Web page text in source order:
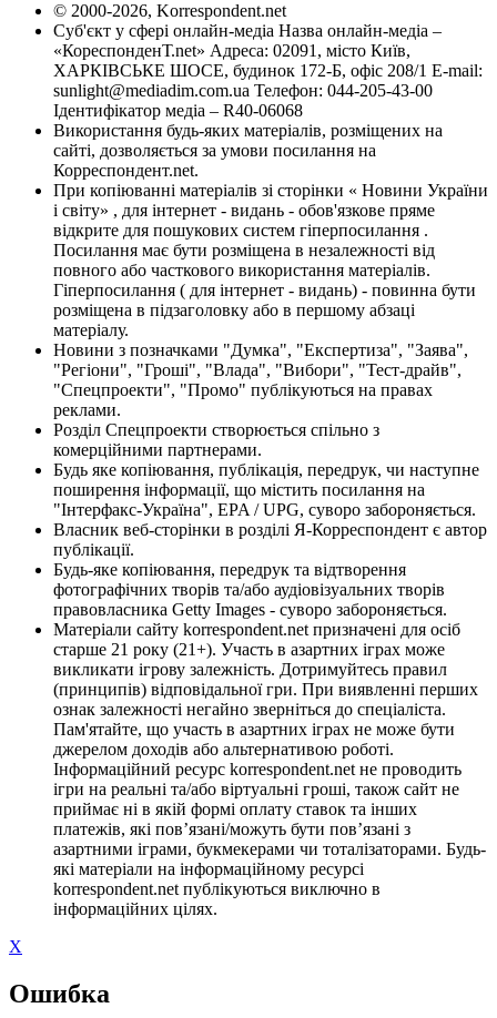
© 2000-2026, Korrespondent.net
Суб'єкт у сфері онлайн-медіа Назва онлайн-медіа –
«КореспонденТ.net» Адреса: 02091, місто Київ,
ХАРКІВСЬКЕ ШОСЕ, будинок 172-Б, офіс 208/1 E-mail:
sunlight@mediadim.com.ua Телефон: 044-205-43-00
Ідентифікатор медіа – R40-06068
Використання будь-яких матеріалів, розміщених на
сайті, дозволяється за умови посилання на
Корреспондент.net.
При копіюванні матеріалів зі сторінки « Новини України
і світу» , для інтернет - видань - обов'язкове пряме
відкрите для пошукових систем гіперпосилання .
Посилання має бути розміщена в незалежності від
повного або часткового використання матеріалів.
Гіперпосилання ( для інтернет - видань) - повинна бути
розміщена в підзаголовку або в першому абзаці
матеріалу.
Новини з позначками "Думка", "Експертиза", "Заява",
"Регіони", "Гроші", "Влада", "Вибори", "Тест-драйв",
"Спецпроекти", "Промо" публікуються на правах
реклами.
Розділ Спецпроекти створюється спільно з
комерційними партнерами.
Будь яке копіювання, публікація, передрук, чи наступне
поширення інформації, що містить посилання на
"Інтерфакс-Україна", EPA / UPG, суворо забороняється.
Власник веб-сторінки в розділі Я-Корреспондент є автор
публікації.
Будь-яке копіювання, передрук та відтворення
фотографічних творів та/або аудіовізуальних творів
правовласника Getty Images - суворо забороняється.
Матеріали сайту korrespondent.net призначені для осіб
старше 21 року (21+). Участь в азартних іграх може
викликати ігрову залежність. Дотримуйтесь правил
(принципів) відповідальної гри. При виявленні перших
ознак залежності негайно зверніться до спеціаліста.
Пам'ятайте, що участь в азартних іграх не може бути
джерелом доходів або альтернативою роботі.
Інформаційний ресурс korrespondent.net не проводить
ігри на реальні та/або віртуальні гроші, також сайт не
приймає ні в якій формі оплату ставок та інших
платежів, які пов’язані/можуть бути пов’язані з
азартними іграми, букмекерами чи тоталізаторами. Будь-
які матеріали на інформаційному ресурсі
korrespondent.net публікуються виключно в
інформаційних цілях.
X
Ошибка